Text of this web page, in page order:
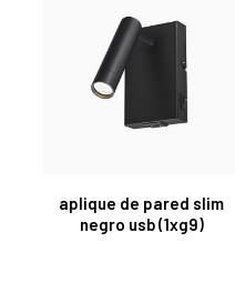
aplique de pared slim
negro usb (1xg9)